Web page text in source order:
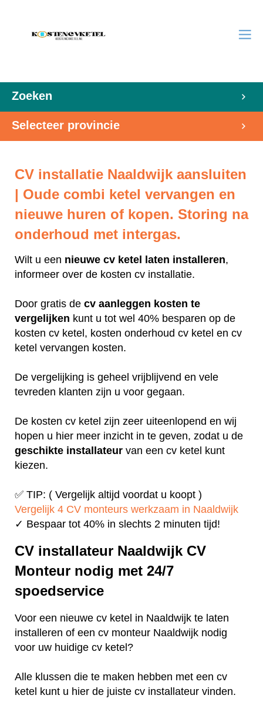
Zoeken
Selecteer provincie
CV installatie Naaldwijk aansluiten
| Oude combi ketel vervangen en
nieuwe huren of kopen. Storing na
onderhoud met intergas.
Wilt u een nieuwe cv ketel laten installeren,
informeer over de kosten cv installatie.
Door gratis de cv aanleggen kosten te
vergelijken kunt u tot wel 40% besparen op de
kosten cv ketel, kosten onderhoud cv ketel en cv
ketel vervangen kosten.
De vergelijking is geheel vrijblijvend en vele
tevreden klanten zijn u voor gegaan.
De kosten cv ketel zijn zeer uiteenlopend en wij
hopen u hier meer inzicht in te geven, zodat u de
geschikte installateur van een cv ketel kunt
kiezen.
✅ TIP: ( Vergelijk altijd voordat u koopt )
Vergelijk 4 CV monteurs werkzaam in Naaldwijk
✓ Bespaar tot 40% in slechts 2 minuten tijd!
CV installateur Naaldwijk CV
Monteur nodig met 24/7
spoedservice
Voor een nieuwe cv ketel in Naaldwijk te laten
installeren of een cv monteur Naaldwijk nodig
voor uw huidige cv ketel?
Alle klussen die te maken hebben met een cv
ketel kunt u hier de juiste cv installateur vinden.